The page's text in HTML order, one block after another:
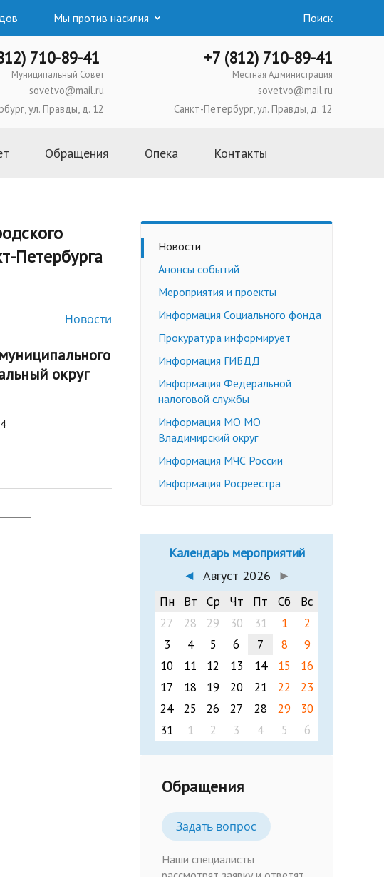
Мы против насилия Поиск
710-89-41
Муниципальный Совет
sovetvo@mail.ru
+7 (812) 710-89-41
Местная Администрация
sovetvo@mail.ru
ул. Правды, д. 12
Санкт-Петербург, ул. Правды, д. 12
год
год
публичных слушаний
Обращения Опека
Школа приемных родителей
Усыновление
Трудоустройство
несовершеннолетних
Недееспособные граждане
Эмансипация
Изменение имени и фамилии
несовершеннолетнему до 14 лет
Формы заявлений
Действующее законодательство
Контакты
Петербурга
Новости
округ
Новости
Анонсы событий
Мероприятия и проекты
Информация Социального фонда
Прокуратура информирует
Информация ГИБДД
Информация Федеральной
налоговой службы
Информация МО МО
Владимирский округ
Информация МЧС России
Информация Росреестра
Календарь мероприятий
◄ Август 2026 ►
Пн Вт Ср Чт Пт Сб
Вс
27
28 29 30 31 1
2
3
4 5 6 7 8
9
10
11 12 13 14 15
16
17
18 19 20 21 22
23
24
25 26 27 28 29
30
31
1 2 3 4 5 6
Обращения
Задать вопрос
Наши специалисты